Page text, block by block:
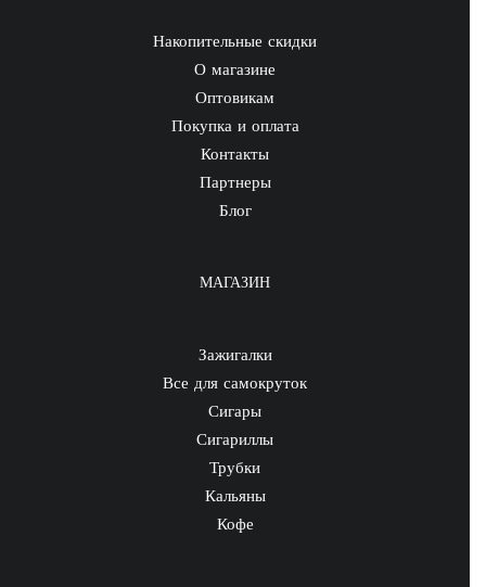
Накопительные скидки
О магазине
Оптовикам
Покупка и оплата
Контакты
Партнеры
Блог
МАГАЗИН
Зажигалки
Все для самокруток
Сигары
Сигариллы
Трубки
Кальяны
Кофе